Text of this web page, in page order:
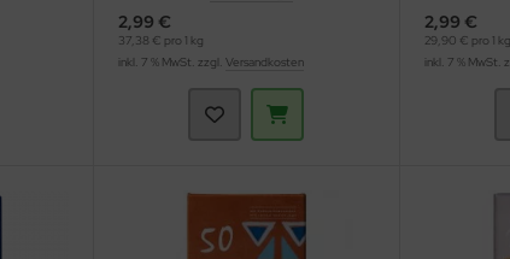
2,99 €
37,38 € pro 1 kg
inkl. 7 % MwSt. zzgl.Versandkosten
2,99 €
29,90 € pro 1 kg
inkl. 7 % MwSt.